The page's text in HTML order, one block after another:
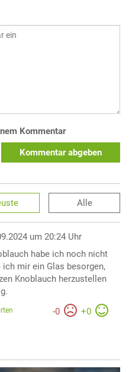
Kommentar
Kommentar abgeben
Alle
um 20:24 Uhr
habe ich noch nicht
mir ein Glas besorgen,
Knoblauch herzustellen
-0 +0